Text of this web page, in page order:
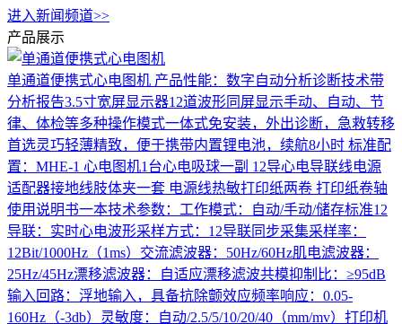
进入新闻频道>>
产品展示
单通道便携式心电图机 产品性能：数字自动分析诊断技术带
分析报告3.5寸宽屏显示器12道波形同屏显示手动、自动、节
律、体检等多种操作模式一体式免安装，外出诊断，急救转移
首选灵巧轻薄精致，便于携带内置锂电池，续航8小时 标准配
置：MHE-1 心电图机1台心电吸球一副 12导心电导联线电源
适配器接地线肢体夹一套 电源线热敏打印纸两卷 打印纸卷轴
使用说明书一本技术参数：工作模式：自动/手动/储存标准12
导联：实时心电波形采样方式：12导联同步采集采样率：
12Bit/1000Hz（1ms）交流滤波器：50Hz/60Hz肌电滤波器：
25Hz/45Hz漂移滤波器：自适应漂移滤波共模抑制比：≥95dB
输入回路：浮地输入，具备抗除颤效应频率响应：0.05-
160Hz（-3db）灵敏度：自动/2.5/5/10/20/40（mm/mv）打印机